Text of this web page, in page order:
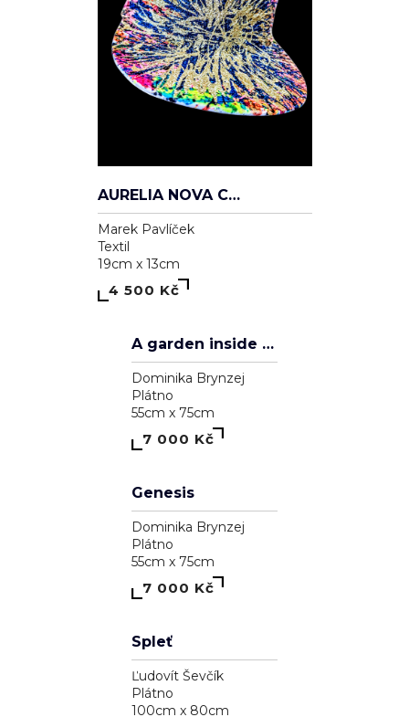
AURELIA NOVA CAP
Marek Pavlíček
Textil
19cm x 13cm
4 500 Kč
Dominika Brynzej
Plátno
55cm x 75cm